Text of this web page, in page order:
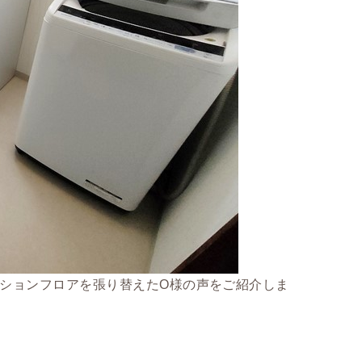
ョンフロアを張り替えたO様の声をご紹介しま